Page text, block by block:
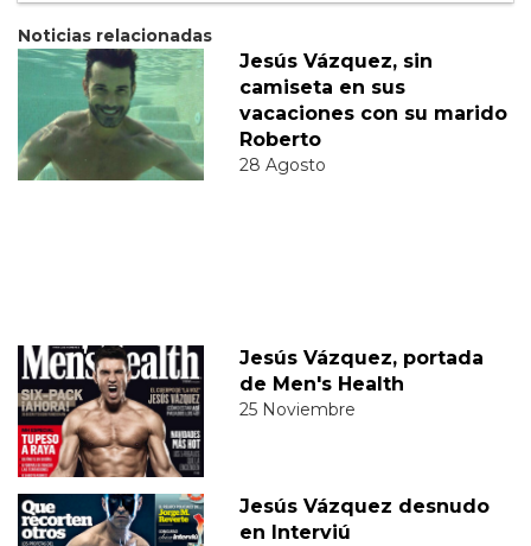
Noticias relacionadas
Jesús Vázquez, sin
camiseta en sus
vacaciones con su marido
Roberto
28 Agosto
Jesús Vázquez, portada
de Men's Health
25 Noviembre
Jesús Vázquez desnudo
en Interviú